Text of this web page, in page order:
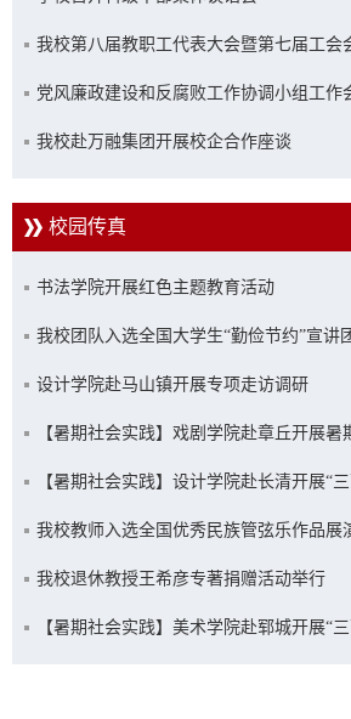
我校第八届教职工代表大会暨第七届工会
表大会第一次会议胜利召开
党风廉政建设和反腐败工作协调小组工作
开
我校赴万融集团开展校企合作座谈
校园传真
书法学院开展红色主题教育活动
我校团队入选全国大学生“勤俭节约”宣讲
设计学院赴马山镇开展专项走访调研
【暑期社会实践】戏剧学院赴章丘开展暑
乡”社会实践活动
【暑期社会实践】设计学院赴长清开展“
社会实践活动
我校教师入选全国优秀民族管弦乐作品展
我校退休教授王希彦专著捐赠活动举行
【暑期社会实践】美术学院赴郓城开展“